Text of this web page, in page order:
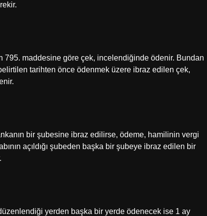
795. maddesine göre çek, incelendiğinde ödenir. Bundan
tarihten önce ödenmek üzere ibraz edilen çek,
bir şubesine ibraz edilirse, ödeme, hamilinin vergi
açıldığı şubeden başka bir şubeye ibraz edilen bir
yerden başka bir yerde ödenecek ise 1 ay